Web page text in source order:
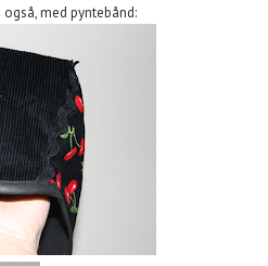
med pyntebånd: